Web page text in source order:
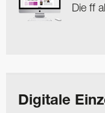
Die ff
Digitale